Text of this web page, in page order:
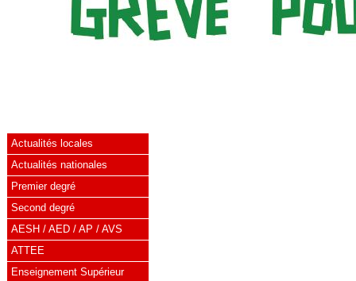
Actualités locales
Actualités nationales
Premier degré
Second degré
AESH / AED / AP / AVS
ATTEE
Enseignement Supérieur